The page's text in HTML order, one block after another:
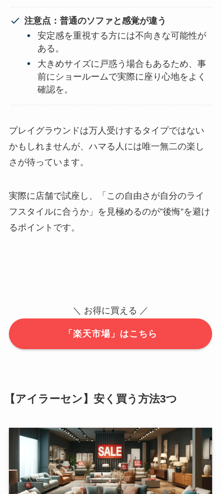
注意点：普通のソファと感覚が違う
安定感を重視する方には不向きな可能性が
ある。
大きめサイズに戸惑う場合もあるため、事
前にショールームで実際に座り心地をよく
確認を。
プレイグラウンドは万人受けするタイプではない
かもしれませんが、ハマる人には唯一無二の楽し
さが待っています。
実際に店舗で試座し、「この自由さが自分のライ
フスタイルに合うか」を見極めるのが”後悔”を避け
るポイントです。
＼ お得に買える ／
「楽天市場」はこちら
【アイラーセン】安く買う方法3つ